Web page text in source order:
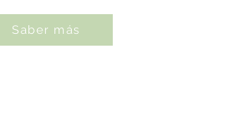
Saber más